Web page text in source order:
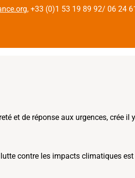
, +33 (0)1 53 19 89 92/ 06 24
et de réponse aux urgences, crée il
contre les impacts climatiques est